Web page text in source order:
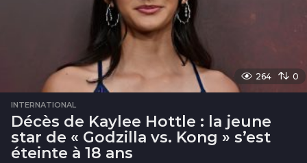
264 0
INTERNATIONAL
Décès de Kaylee Hottle : la jeune
star de « Godzilla vs. Kong » s’est
éteinte à 18 ans